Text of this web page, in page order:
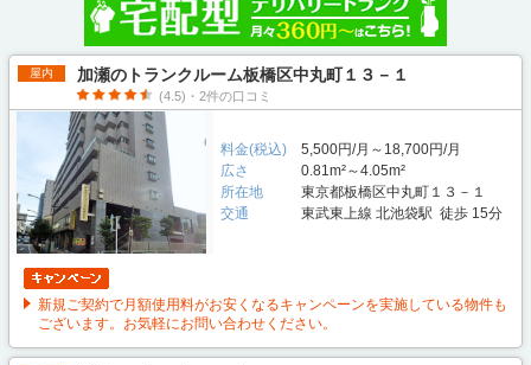
屋内 加瀬のトランクルーム板橋区中丸町１３－１
(4.5)・2件の口コミ
料金(税込)
5,500円/月～18,700円/月
広さ
0.81m²～4.05m²
所在地
東京都板橋区中丸町１３－１
交通
東武東上線 北池袋駅 徒歩 15分
新規ご契約で月額使用料がお安くなるキャンペーンを実施している物件も
ございます。お気軽にお問い合わせください。